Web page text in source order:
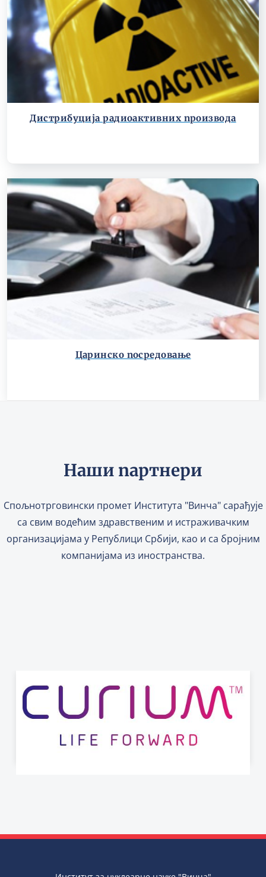
Дистрибуција радиоактивних производа
Царинско посредовање
Наши партнери
Спољнотрговински промет Института "Винча" сарађује
са свим водећим здравственим и истраживачким
организацијама у Републици Србији, као и са бројним
компанијама из иностранства.